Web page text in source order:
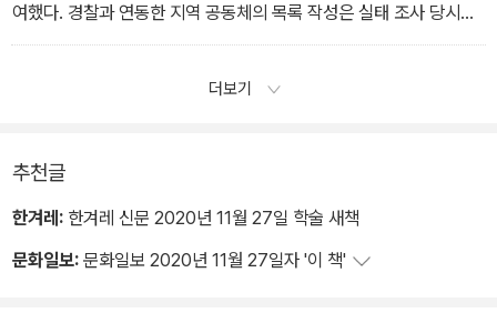
여했다. 경찰과 연동한 지역 공동체의 목록 작성은 실태 조사 당시의
조사 활동과도 겹쳐지는 문제다. 공동체는 사전배제와 문답무용의 폭
더보기
추천글
한겨레: 한겨레 신문 2020년 11월 27일 학술 새책
문화일보: 문화일보 2020년 11월 27일자 '이 책'